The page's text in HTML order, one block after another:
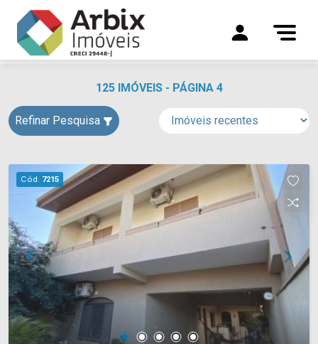
125 IMÓVEIS - PÁGINA 4
Refinar Pesquisa
Cód. 7215